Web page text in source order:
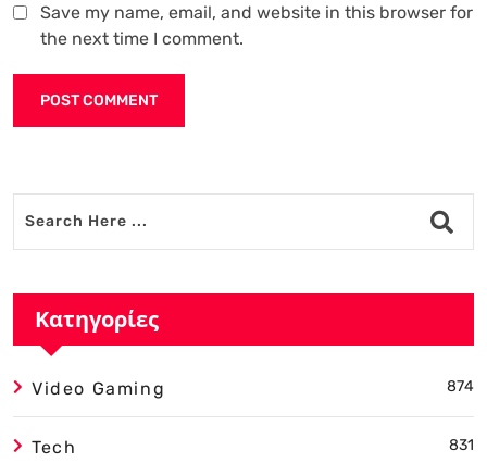
Save my name, email, and website in this browser for
the next time I comment.
Κατηγορίες
Video Gaming 874
Tech 831